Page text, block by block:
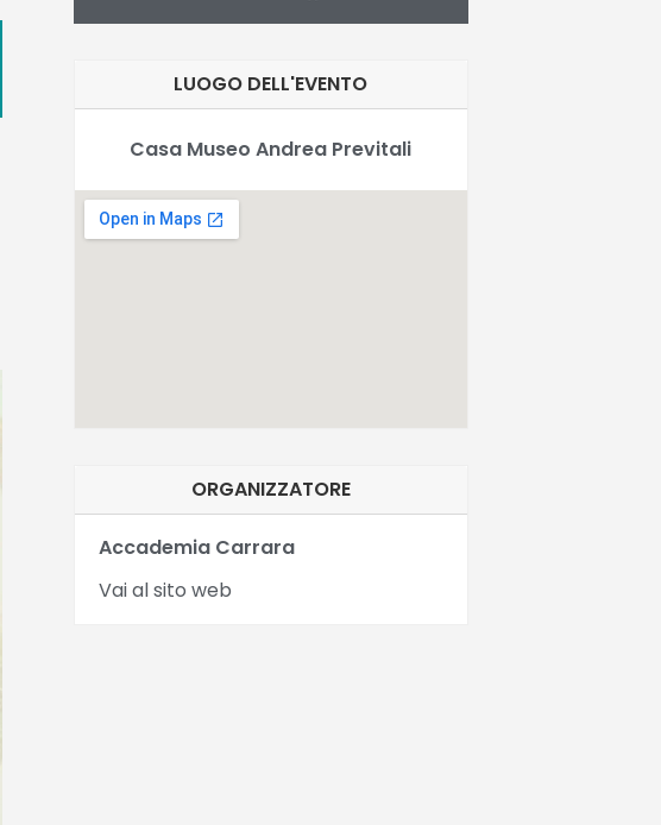
LUOGO DELL'EVENTO
Casa Museo Andrea Previtali
ORGANIZZATORE
Accademia Carrara
Vai al sito web